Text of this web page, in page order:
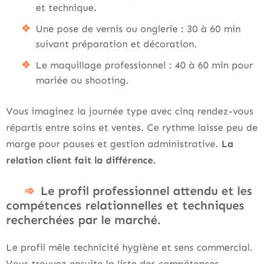
et technique.
Une pose de vernis ou onglerie : 30 à 60 min
suivant préparation et décoration.
Le maquillage professionnel : 40 à 60 min pour
mariée ou shooting.
Vous imaginez la journée type avec cinq rendez-vous
répartis entre soins et ventes. Ce rythme laisse peu de
marge pour pauses et gestion administrative. La
relation client fait la différence.
Le profil professionnel attendu et les
compétences relationnelles et techniques
recherchées par le marché.
Le profil mêle technicité hygiène et sens commercial.